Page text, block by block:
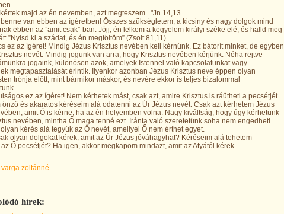
majd az én nevemben, azt megteszem..."Jn 14,13
van ebben az ígéretben! Összes szükségletem, a kicsiny és nagy dolgok mind
ebben az ”amit csak”-ban. Jöjj, én lelkem a kegyelem királyi széke elé, és halld meg
”Nyisd ki a szádat, és én megtöltöm” (Zsolt 81,11).
ez az ígéret! Mindig Jézus Krisztus nevében kell kérnünk. Ez bátorít minket, de egyben
nevét. Mindig jogunk van arra, hogy Krisztus nevében kérjünk. Néha rejtve
jogaink, különösen azok, amelyek Istennel való kapcsolatunkat vagy
megtapasztalását érintik. Ilyenkor azonban Jézus Krisztus neve éppen olyan
trónja előtt, mint bármikor máskor, és nevére ekkor is teljes bizalommal
ez az ígéret! Nem kérhetek mást, csak azt, amire Krisztus is ráütheti a pecsétjét.
önző és akaratos kéréseim alá odatenni az Úr Jézus nevét. Csak azt kérhetem Jézus
amit Ő is kérne, ha az én helyemben volna. Nagy kiváltság, hogy úgy kérhetünk
nevében, mintha Ő maga tenné ezt. Iránta való szeretetünk soha nem engedheti
kérés alá tegyük az Ő nevét, amellyel Ő nem érthet egyet.
olyan dolgokat kérek, amit az Úr Jézus jóváhagyhat? Kéréseim alá tehetem
Ő pecsétjét? Ha igen, akkor megkapom mindazt, amit az Atyától kérek.
varga zoltánné.
hírek: